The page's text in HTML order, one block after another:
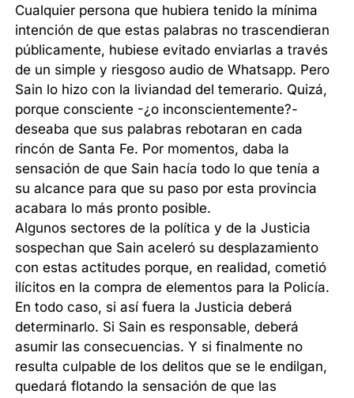
Cualquier persona que hubiera tenido la mínima
intención de que estas palabras no trascendieran
públicamente, hubiese evitado enviarlas a través
de un simple y riesgoso audio de Whatsapp. Pero
Sain lo hizo con la liviandad del temerario. Quizá,
porque consciente -¿o inconscientemente?-
deseaba que sus palabras rebotaran en cada
rincón de Santa Fe. Por momentos, daba la
sensación de que Sain hacía todo lo que tenía a
su alcance para que su paso por esta provincia
acabara lo más pronto posible.
Algunos sectores de la política y de la Justicia
sospechan que Sain aceleró su desplazamiento
con estas actitudes porque, en realidad, cometió
ilícitos en la compra de elementos para la Policía.
En todo caso, si así fuera la Justicia deberá
determinarlo. Si Sain es responsable, deberá
asumir las consecuencias. Y si finalmente no
resulta culpable de los delitos que se le endilgan,
quedará flotando la sensación de que las